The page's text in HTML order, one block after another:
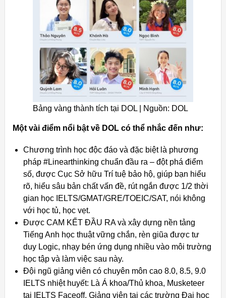
Bảng vàng thành tích tại DOL | Nguồn: DOL
Một vài điểm nổi bật về DOL có thể nhắc đến như:
Chương trình học độc đáo và đặc biệt là phương
pháp #Linearthinking chuẩn đầu ra – đột phá điểm
số, được Cục Sở hữu Trí tuệ bảo hộ, giúp bạn hiểu
rõ, hiểu sâu bản chất vấn đề, rút ngắn được 1/2 thời
gian học IELTS/GMAT/GRE/TOEIC/SAT, nói không
với học tủ, học vẹt.
Được CAM KẾT ĐẦU RA và xây dựng nền tảng
Tiếng Anh học thuật vững chắn, rèn giũa được tư
duy Logic, nhạy bén ứng dụng nhiều vào môi trường
học tập và làm việc sau này.
Đội ngũ giảng viên có chuyên môn cao 8.0, 8.5, 9.0
IELTS nhiệt huyết: Là Á khoa/Thủ khoa, Musketeer
tại IELTS Faceoff, Giảng viên tại các trường Đại học